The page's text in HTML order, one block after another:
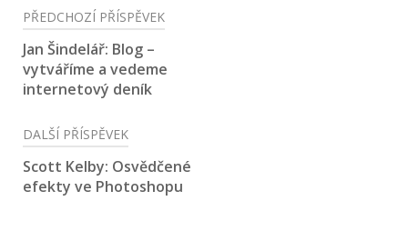
Navigace
pro
příspěvek
PŘEDCHOZÍ PŘÍSPĚVEK
Jan Šindelář: Blog –
vytváříme a vedeme
internetový deník
DALŠÍ PŘÍSPĚVEK
Scott Kelby: Osvědčené
efekty ve Photoshopu